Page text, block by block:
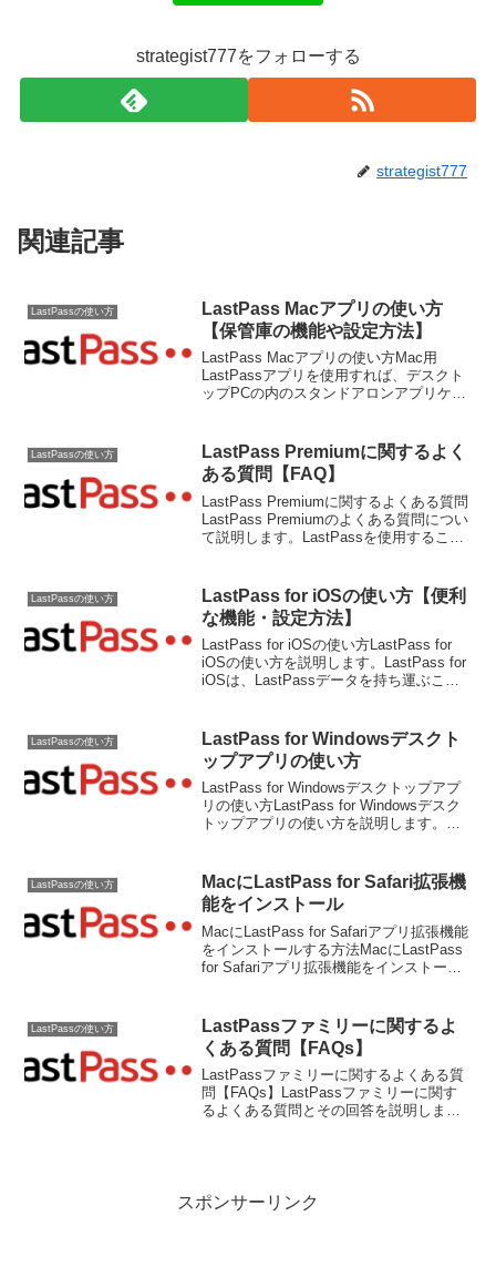
strategist777をフォローする
strategist777
関連記事
LastPassの使い方
LastPass Macアプリの使い方
【保管庫の機能や設定方法】
LastPass Macアプリの使い方Mac用
LastPassアプリを使用すれば、デスクト
ップPCの内のスタンドアロンアプリケー
て、LastPassに自動でログイ...
LastPassの使い方
LastPass Premiumに関するよく
ある質問【FAQ】
LastPass Premiumに関するよくある質問
LastPass Premiumのよくある質問につい
て説明します。LastPassを使用すること
個人情報を保護するこ...
LastPassの使い方
LastPass for iOSの使い方【便利
な機能・設定方法】
LastPass for iOSの使い方LastPass for
iOSの使い方を説明します。LastPass for
iOSは、LastPassデータを持ち運ぶこと
LastPassの使い方
LastPass for Windowsデスクト
ップアプリの使い方
LastPass for Windowsデスクトップアプ
リの使い方LastPass for Windowsデスク
トップアプリの使い方を説明します。
LastPassの使い方
MacにLastPass for Safari拡張機
能をインストール
MacにLastPass for Safariアプリ拡張機能
をインストールする方法MacにLastPass
for Safariアプリ拡張機能をインストール
LastPassの使い方
LastPassファミリーに関するよ
くある質問【FAQs】
LastPassファミリーに関するよくある質
問【FAQs】LastPassファミリーに関す
るよくある質問とその回答を説明しま
スポンサーリンク